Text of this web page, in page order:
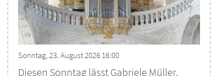
Sonntag, 23. August 2026 16:00
Diesen Sonntag lässt Gabriele Müller,